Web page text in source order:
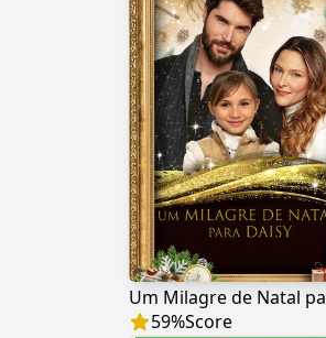
59%Score